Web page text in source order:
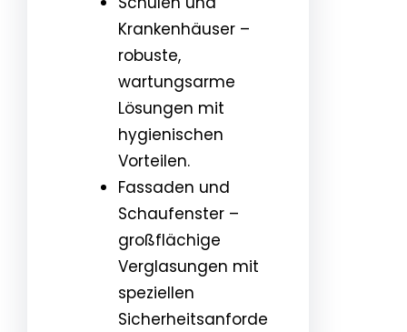
Krankenhäuser –
robuste,
wartungsarme
Lösungen mit
hygienischen
Vorteilen.
Fassaden und
Schaufenster –
großflächige
Verglasungen mit
speziellen
Sicherheitsanforde